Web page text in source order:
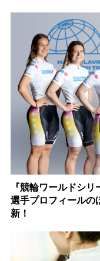
『競輪ワールドシ
選手プロフィールの
新！